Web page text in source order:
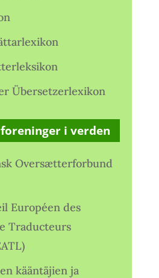
Übersetzerlexikon
i verden
Oversætterforbund
Européen des
Traducteurs
kääntäjien ja